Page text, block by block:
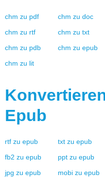
chm zu pdf chm zu doc
chm zu rtf chm zu txt
chm zu pdb chm zu epub
chm zu lit
Epub
rtf zu epub txt zu epub
fb2 zu epub ppt zu epub
jpg zu epub mobi zu epub